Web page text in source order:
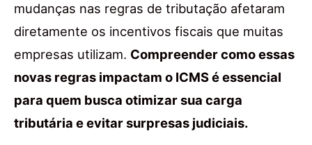
mudanças nas regras de tributação afetaram
diretamente os incentivos fiscais que muitas
empresas utilizam. Compreender como essas
novas regras impactam o ICMS é essencial
para quem busca otimizar sua carga
tributária e evitar surpresas judiciais.